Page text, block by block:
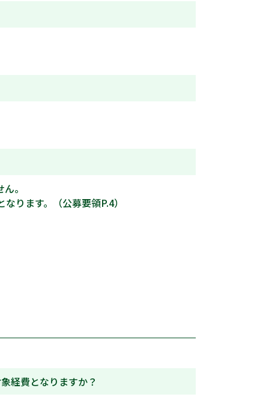
。
ります。（公募要領P.4）
経費となりますか？